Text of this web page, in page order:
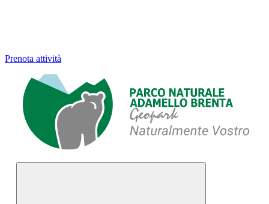
Prenota attività